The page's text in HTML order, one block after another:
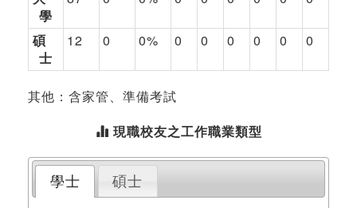
學
碩
士
12 0 0% 0 0 0 0 0 0
其他：含家管、準備考試
現職校友之工作職業類型
學士 碩士